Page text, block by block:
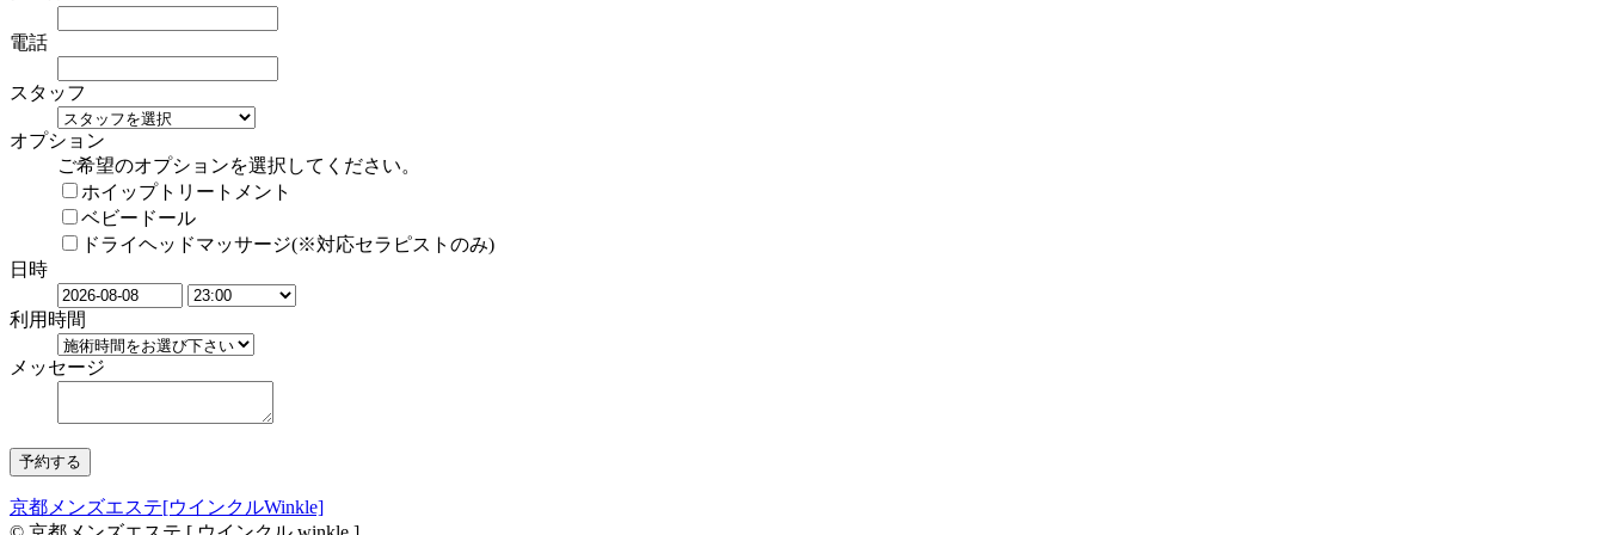
電話
スタッフ
オプション
ご希望のオプションを選択してください。
ホイップトリートメント
ベビードール
ドライヘッドマッサージ(※対応セラピストのみ)
日時
利用時間
メッセージ
京都メンズエステ[ウインクルWinkle]